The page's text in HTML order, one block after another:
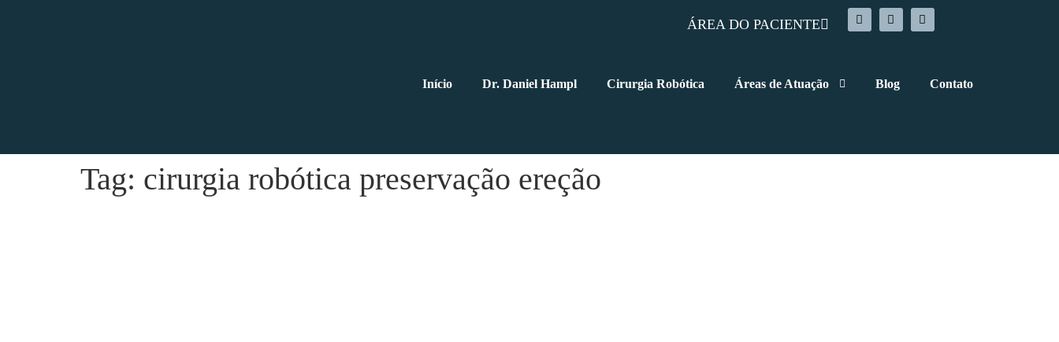
ÁREA DO PACIENTE
Início Dr. Daniel Hampl Cirurgia Robótica Áreas de Atuação Blog Contato
Tag: cirurgia robótica preservação ereção